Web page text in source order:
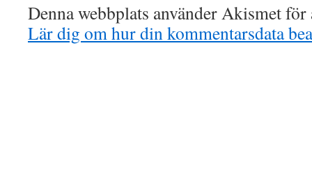
Denna webbplats använder Akismet
Lär dig om hur din kommentarsdata